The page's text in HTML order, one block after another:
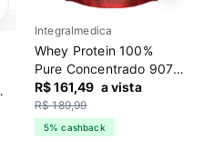
Integralmedica
Whey Protein 100%
Pure Concentrado 907g
Integralmedica
Chocolate
R$ 161,49 a vista
R$ 189,99
5% cashback